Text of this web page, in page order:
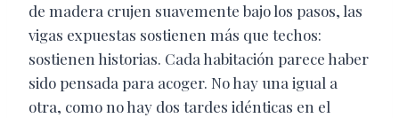
de madera crujen suavemente bajo los pasos, las
vigas expuestas sostienen más que techos:
sostienen historias. Cada habitación parece haber
sido pensada para acoger. No hay una igual a
otra, como no hay dos tardes idénticas en el